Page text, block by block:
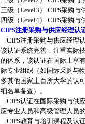
三级（Level3） CIPS采购与
四级（Level4） CIPS采购与
CIPS注册采购与供应经理认
CIPS注册采购与供应经理
该认证系统完善，注重实际
的体系，该认证在国际上享
际专业组织（如国际采购与
多其他国家上百所大学的认
细名单备查）。
CIPS认证在国际采购与供
应专业人员和高级管理人员
CIPS教育与培训课程及认